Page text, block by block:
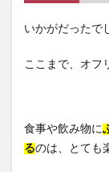
いかがだったで
ここまで、オフ
食事や飲み物に
るのは、とても